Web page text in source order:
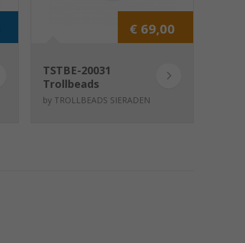
€ 69,00
TSTBE-20031
Trollbeads
Groene aventurijn
by TROLLBEADS SIERADEN